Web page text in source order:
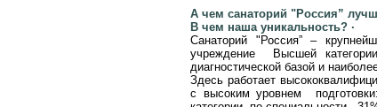
А чем санаторий "Россия”
В чем наша уникальность? ·
Санаторий "Россия” –
учреждение Высшей
диагностической базой и
Здесь работает
с высоким уровнем